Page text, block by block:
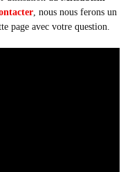
, nous nous ferons un
page avec votre question.